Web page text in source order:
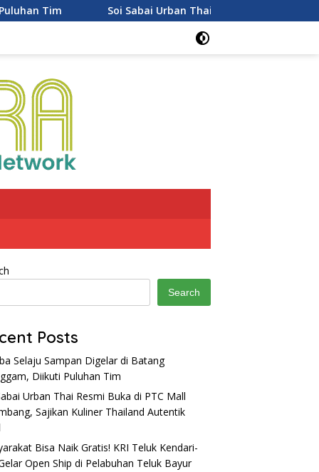
Soi Sabai Urban Thai Resmi Buka di PTC Mall Palembang,
Search
Posts
Selaju Sampan Digelar di Batang
Diikuti Puluhan Tim
Urban Thai Resmi Buka di PTC Mall
Sajikan Kuliner Thailand Autentik
Bisa Naik Gratis! KRI Teluk Kendari-
Open Ship di Pelabuhan Teluk Bayur